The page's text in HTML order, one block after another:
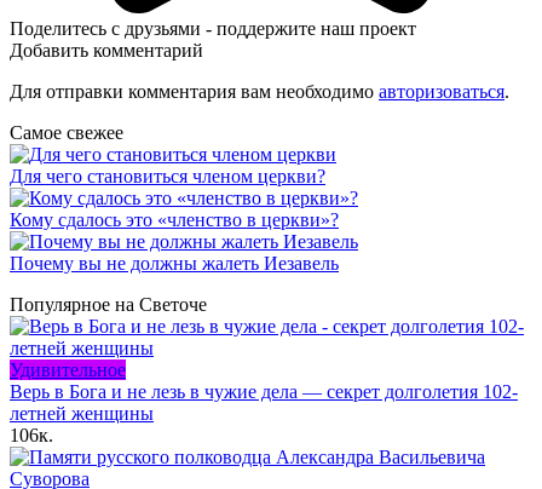
Поделитесь с друзьями - поддержите наш проект
Добавить комментарий
Для отправки комментария вам необходимо авторизоваться.
Самое свежее
Для чего становиться членом церкви?
Кому сдалось это «членство в церкви»?
Почему вы не должны жалеть Иезавель
Популярное на Светоче
Удивительное
Верь в Бога и не лезь в чужие дела — секрет долголетия 102-
летней женщины
106к.